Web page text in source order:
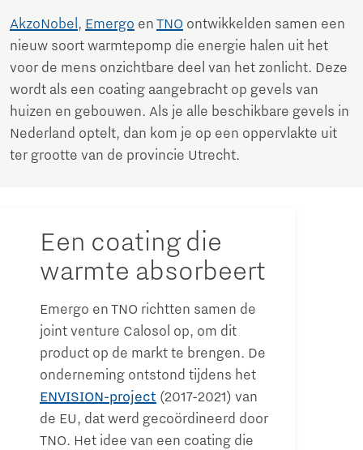
AkzoNobel , Emergo en TNO ontwikkelden samen een
nieuw soort warmtepomp die energie halen uit het
voor de mens onzichtbare deel van het zonlicht. Deze
wordt als een coating aangebracht op gevels van
huizen en gebouwen. Als je alle beschikbare gevels in
Nederland optelt, dan kom je op een oppervlakte uit
ter grootte van de provincie Utrecht.
Een coating die
warmte absorbeert
Emergo en TNO richtten samen de
joint venture Calosol op, om dit
product op de markt te brengen. De
onderneming ontstond tijdens het
ENVISION-project (2017-2021) van
de EU, dat werd gecoördineerd door
TNO. Het idee van een coating die